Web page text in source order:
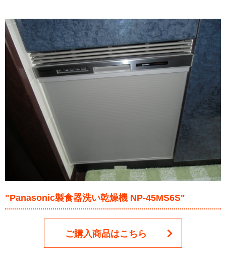
"Panasonic製食器洗い乾燥機 NP-45MS6S"
ご購入商品はこちら